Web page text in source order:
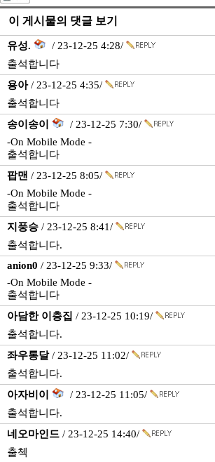
이 게시물의 댓글 보기
유성.
/ 23-12-25 4:28/
출석합니다
용아/ 23-12-25 4:35/
출석합니다
송이송이
/ 23-12-25 7:30/
-On Mobile Mode -
출석합니다
팝맨 / 23-12-25 8:05/
-On Mobile Mode -
출석합니다
지풍승 / 23-12-25 8:41/
출석합니다.
anion0 / 23-12-25 9:33/
-On Mobile Mode -
출석합니다
아담한 이층집 / 23-12-25 10:19/
출석합니다.
좌우통달/ 23-12-25 11:02/
출석합니다.
아자비이
/ 23-12-25 11:05/
출석합니다.
네오마인드 / 23-12-25 14:40/
출첵